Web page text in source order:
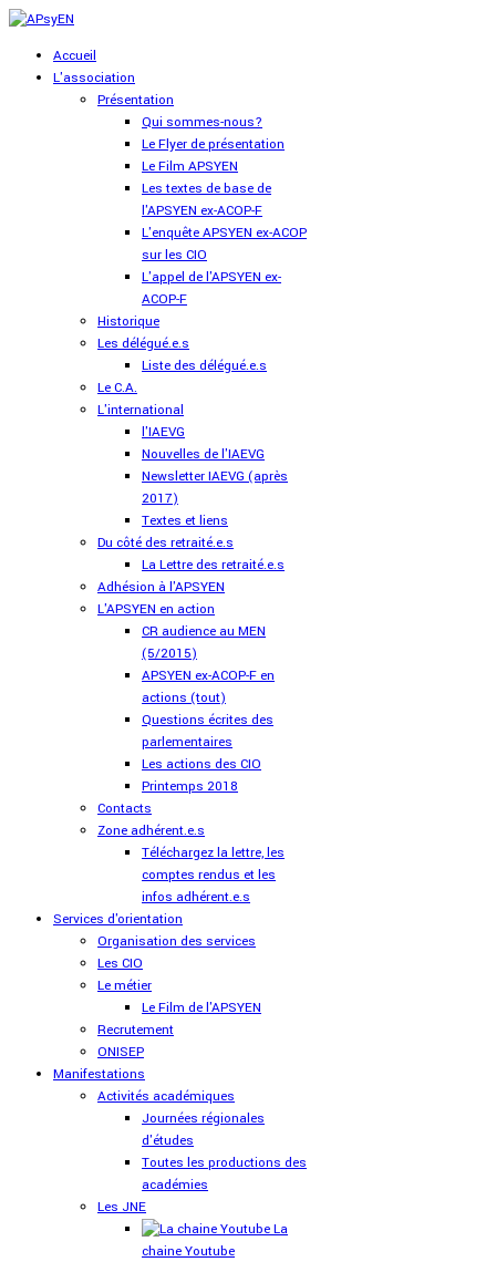
Accueil
L'association
Présentation
Qui sommes-nous?
Le Flyer de présentation
Le Film APSYEN
Les textes de base de
l'APSYEN ex-ACOP-F
L'enquête APSYEN ex-ACOP
sur les CIO
L'appel de l'APSYEN ex-
ACOP-F
Historique
Les délégué.e.s
Liste des délégué.e.s
Le C.A.
L'international
l'IAEVG
Nouvelles de l'IAEVG
Newsletter IAEVG (après
2017)
Textes et liens
Du côté des retraité.e.s
La Lettre des retraité.e.s
Adhésion à l'APSYEN
L'APSYEN en action
CR audience au MEN
(5/2015)
APSYEN ex-ACOP-F en
actions (tout)
Questions écrites des
parlementaires
Les actions des CIO
Printemps 2018
Contacts
Zone adhérent.e.s
Téléchargez la lettre, les
comptes rendus et les
infos adhérent.e.s
Services d'orientation
Organisation des services
Les CIO
Le métier
Le Film de l'APSYEN
Recrutement
ONISEP
Manifestations
Activités académiques
Journées régionales
d'études
Toutes les productions des
académies
Les JNE
La
chaine Youtube